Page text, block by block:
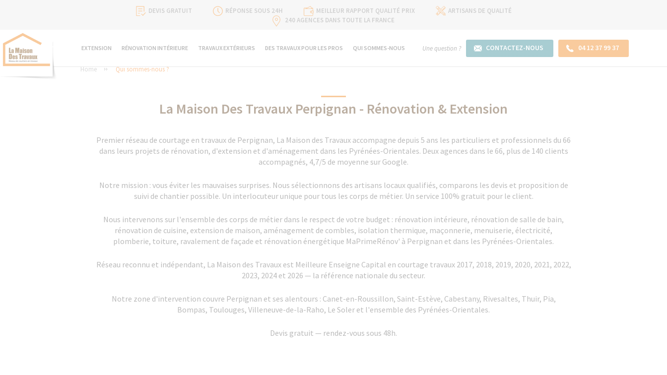
DEVIS GRATUIT RÉPONSE SOUS 24H MEILLEUR RAPPORT QUALITÉ PRIX
ARTISANS DE QUALITÉ
240 AGENCES DANS TOUTE LA FRANCE
EXTENSION RÉNOVATION INTÉRIEURE TRAVAUX EXTÉRIEURS DES TRAVAUX POUR LES PROS QUI SOMMES-NOUS Une question ? CONTACTEZ-NOUS 04 12 37 99 37
Home Qui sommes-nous ?
La Maison Des Travaux Perpignan - Rénovation & Extension
Premier réseau de courtage en travaux de Perpignan, La Maison des Travaux accompagne depuis 5 ans les particuliers et professionnels du 66
dans leurs projets de rénovation, d'extension et d'aménagement dans les Pyrénées-Orientales. Deux agences dans le 66, plus de 140 clients
accompagnés, 4,7/5 de moyenne sur Google.
Notre mission : vous éviter les mauvaises surprises. Nous sélectionnons des artisans locaux qualifiés, comparons les devis et proposition de
suivi de chantier possible. Un interlocuteur unique pour tous les corps de métier. Un service 100% gratuit pour le client.
Nous intervenons sur l'ensemble des corps de métier dans le respect de votre budget : rénovation intérieure, rénovation de salle de bain,
rénovation de cuisine, extension de maison, aménagement de combles, isolation thermique, maçonnerie, menuiserie, électricité,
plomberie, toiture, ravalement de façade et rénovation énergétique MaPrimeRénov' à Perpignan et dans les Pyrénées-Orientales.
Réseau reconnu et indépendant, La Maison des Travaux est Meilleure Enseigne Capital en courtage travaux 2017, 2018, 2019, 2020, 2021, 2022,
2023, 2024 et 2026 — la référence nationale du secteur.
Notre zone d'intervention couvre Perpignan et ses alentours : Canet-en-Roussillon, Saint-Estève, Cabestany, Rivesaltes, Thuir, Pia,
Bompas, Toulouges, Villeneuve-de-la-Raho, Le Soler et l'ensemble des Pyrénées-Orientales.
Devis gratuit — rendez-vous sous 48h.